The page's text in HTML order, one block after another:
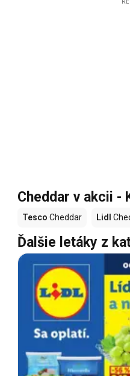
Cheddar v akcii -
Tesco Cheddar Lidl
Ďalšie letáky z